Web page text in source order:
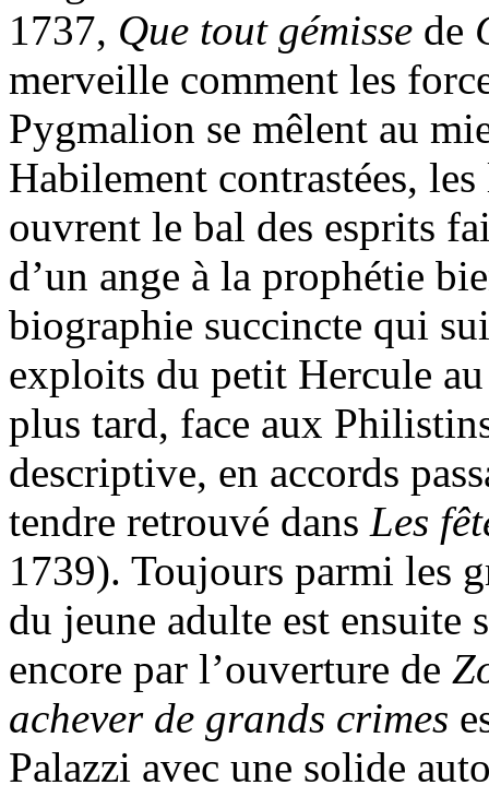
1737, Que tout gémisse de
merveille comment les
Pygmalion se mêlent au
Habilement contrastées,
ouvrent le bal des esprits
d’un ange à la prophétie
biographie succincte qui
exploits du petit Hercule
plus tard, face aux
descriptive, en accords
tendre retrouvé dans Les
1739). Toujours parmi les
du jeune adulte est ensuite
encore par l’ouverture de
achever de grands crimes
Palazzi avec une solide